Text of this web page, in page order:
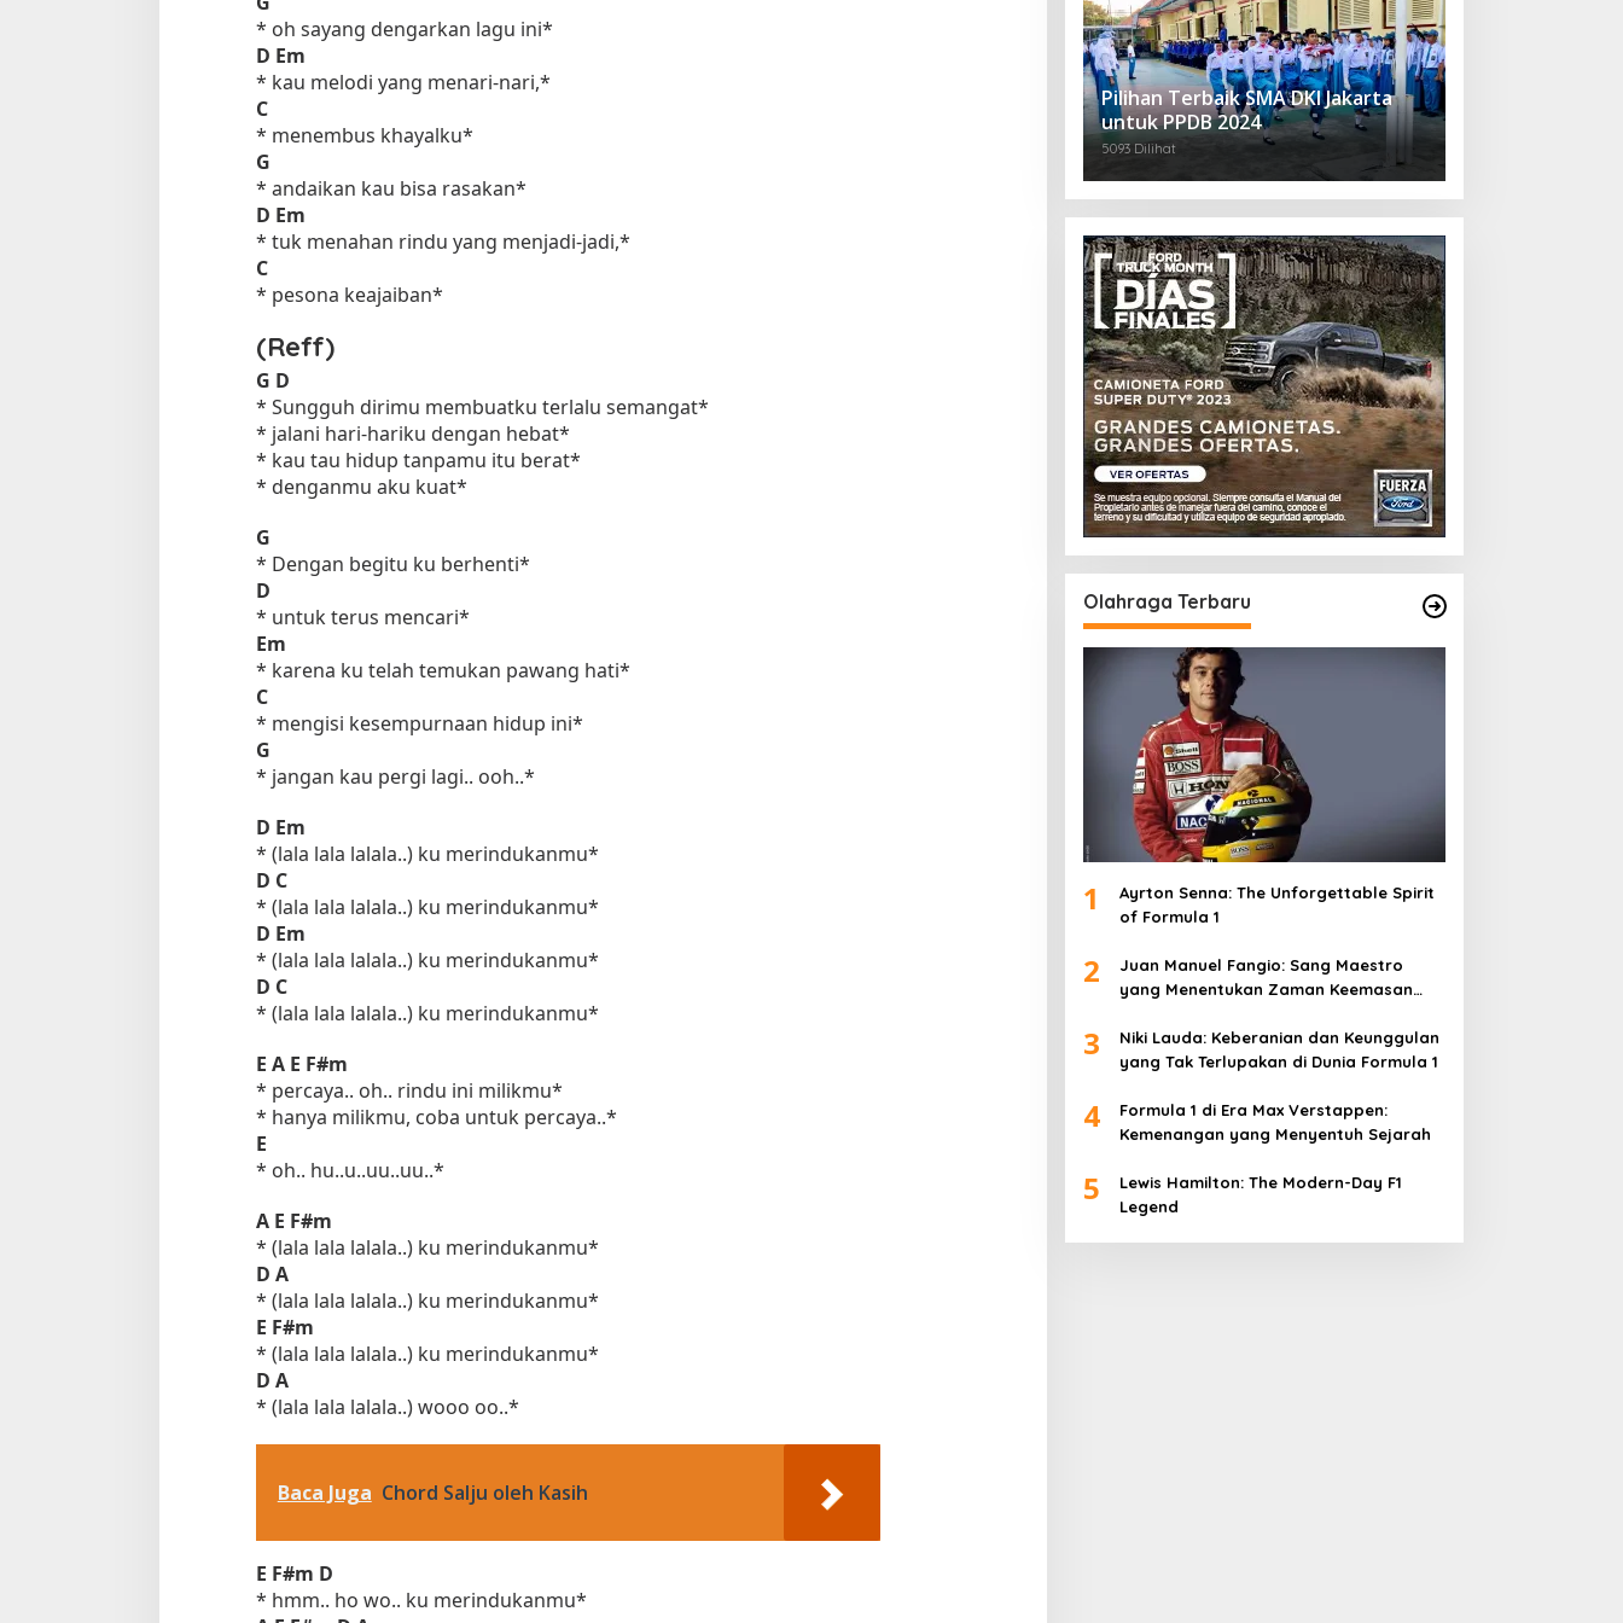
* oh sayang dengarkan lagu ini*
D Em
* kau melodi yang menari-nari,*
C
* menembus khayalku*
G
* andaikan kau bisa rasakan*
D Em
* tuk menahan rindu yang menjadi-jadi,*
C
* pesona keajaiban*
(Reff)
G D
* Sungguh dirimu membuatku terlalu semangat*
* jalani hari-hariku dengan hebat*
* kau tau hidup tanpamu itu berat*
* denganmu aku kuat*
G
* Dengan begitu ku berhenti*
D
* untuk terus mencari*
Em
* karena ku telah temukan pawang hati*
C
* mengisi kesempurnaan hidup ini*
G
* jangan kau pergi lagi.. ooh..*
D Em
* (lala lala lalala..) ku merindukanmu*
D C
* (lala lala lalala..) ku merindukanmu*
D Em
* (lala lala lalala..) ku merindukanmu*
D C
* (lala lala lalala..) ku merindukanmu*
E A E F#m
* percaya.. oh.. rindu ini milikmu*
* hanya milikmu, coba untuk percaya..*
E
* oh.. hu..u..uu..uu..*
A E F#m
* (lala lala lalala..) ku merindukanmu*
D A
* (lala lala lalala..) ku merindukanmu*
E F#m
* (lala lala lalala..) ku merindukanmu*
D A
* (lala lala lalala..) wooo oo..*
Baca Juga Chord Salju oleh Kasih
E F#m D
* hmm.. ho wo.. ku merindukanmu*
Pilihan Terbaik SMA DKI Jakarta
untuk PPDB 2024
5093 Dilihat
Olahraga Terbaru
1
Ayrton Senna: The Unforgettable Spirit
of Formula 1
2
Juan Manuel Fangio: Sang Maestro
yang Menentukan Zaman Keemasan
3
Niki Lauda: Keberanian dan Keunggulan
yang Tak Terlupakan di Dunia Formula 1
4
Formula 1 di Era Max Verstappen:
Kemenangan yang Menyentuh Sejarah
5
Lewis Hamilton: The Modern-Day F1
Legend